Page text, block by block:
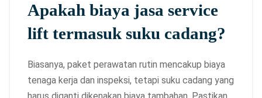
Apakah biaya jasa service
lift termasuk suku cadang?
Biasanya, paket perawatan rutin mencakup biaya
tenaga kerja dan inspeksi, tetapi suku cadang yang